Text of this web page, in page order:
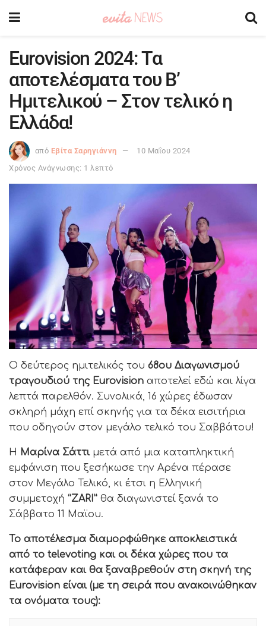
Eurovision 2024: Τα
αποτελέσματα του Β’
Ημιτελικού – Στον τελικό η
Ελλάδα!
από Εβίτα Σαρηγιάννη
10 Μαΐου 2024
Χρόνος Ανάγνωσης: 1 λεπτό
Ο δεύτερος ημιτελικός του 68ου Διαγωνισμού
τραγουδιού της Eurovision αποτελεί εδώ και λίγα
λεπτά παρελθόν. Συνολικά, 16 χώρες έδωσαν
σκληρή μάχη επί σκηνής για τα δέκα εισιτήρια
που οδηγούν στον μεγάλο τελικό του Σαββάτου!
Η Μαρίνα Σάττιμετά από μια καταπληκτική
εμφάνιση που ξεσήκωσε την Αρένα πέρασε
στον Μεγάλο Τελικό, κι έτσι η Ελληνική
συμμετοχή “ZARI” θα διαγωνιστεί ξανά το
Σάββατο 11 Μαϊου.
Το αποτέλεσμα διαμορφώθηκε αποκλειστικά
από το televoting και οι δέκα χώρες που τα
κατάφεραν και θα ξαναβρεθούν στη σκηνή της
Eurovision είναι (με τη σειρά που ανακοινώθηκαν
τα ονόματα τους):